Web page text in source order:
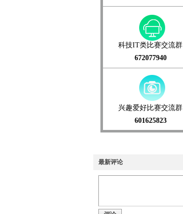
科技IT类比赛交流群
672077940
兴趣爱好比赛交流群
601625823
最新评论